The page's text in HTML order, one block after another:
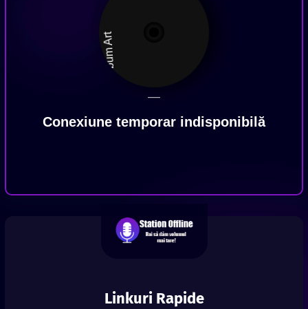
—
Conexiune temporar indisponibilă
Linkuri Rapide